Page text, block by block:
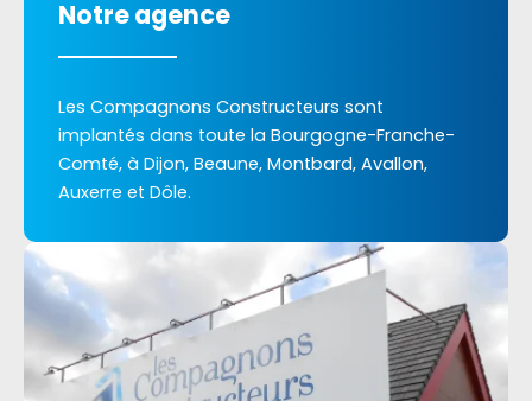
Notre agence
Les Compagnons Constructeurs sont
implantés dans toute la Bourgogne-Franche-
Comté, à Dijon, Beaune, Montbard, Avallon,
Auxerre et Dôle.